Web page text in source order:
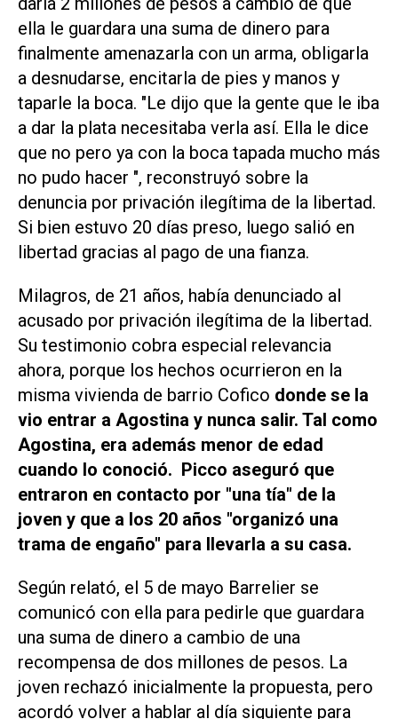
ella le guardara una suma de dinero para
finalmente amenazarla con un arma, obligarla
a desnudarse, encitarla de pies y manos y
taparle la boca. "Le dijo que la gente que le iba
a dar la plata necesitaba verla así. Ella le dice
que no pero ya con la boca tapada mucho más
no pudo hacer ", reconstruyó sobre la
denuncia por privación ilegítima de la libertad.
Si bien estuvo 20 días preso, luego salió en
libertad gracias al pago de una fianza.
Milagros, de 21 años, había denunciado al
acusado por privación ilegítima de la libertad.
Su testimonio cobra especial relevancia
ahora, porque los hechos ocurrieron en la
misma vivienda de barrio Cofico donde se la
vio entrar a Agostina y nunca salir. Tal como
Agostina, era además menor de edad
cuando lo conoció. Picco aseguró que
entraron en contacto por "una tía" de la
joven y que a los 20 años "organizó una
trama de engaño" para llevarla a su casa.
Según relató, el 5 de mayo Barrelier se
comunicó con ella para pedirle que guardara
una suma de dinero a cambio de una
recompensa de dos millones de pesos. La
joven rechazó inicialmente la propuesta, pero
acordó volver a hablar al día siguiente para